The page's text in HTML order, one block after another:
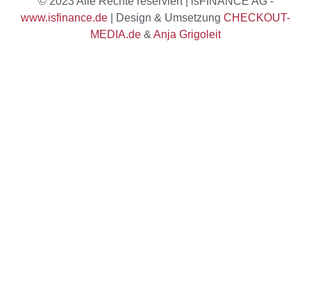
www.isfinance.de | Design & Umsetzung CHECKOUT-
MEDIA.de & Anja Grigoleit